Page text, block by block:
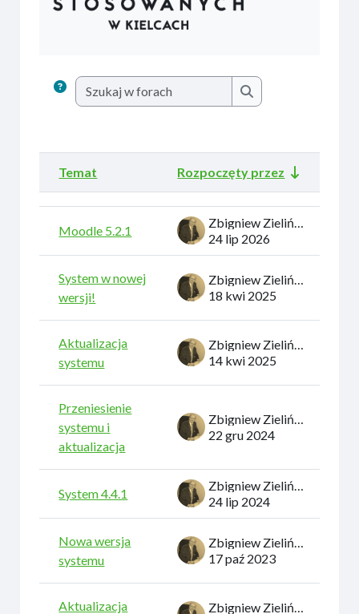
Szukaj w forach
Szukaj w forach
Status
Temat Rozpoczęty przez
Moodle 5.2.1
24 lip 2026
System w nowej
wersji!
18 kwi 2025
Aktualizacja
systemu
14 kwi 2025
Przeniesienie
systemu i
aktualizacja
22 gru 2024
System 4.4.1
24 lip 2024
Nowa wersja
systemu
17 paź 2023
Aktualizacja